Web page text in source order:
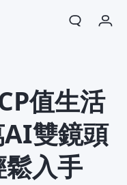
值生活
雙鏡頭
入手